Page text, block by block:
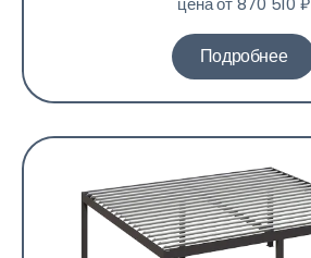
Подробнее